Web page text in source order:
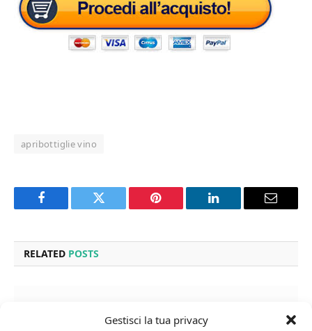
Gestisci la tua privacy
apribottiglie vino
Facebook Twitter Pinterest LinkedIn Email
RELATED POSTS